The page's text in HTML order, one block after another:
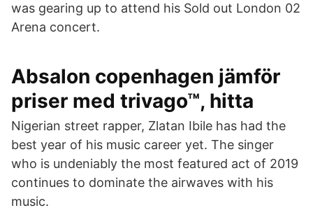
was gearing up to attend his Sold out London 02
Arena concert.
Absalon copenhagen jämför
priser med trivago™, hitta
Nigerian street rapper, Zlatan Ibile has had the
best year of his music career yet. The singer
who is undeniably the most featured act of 2019
continues to dominate the airwaves with his
music.